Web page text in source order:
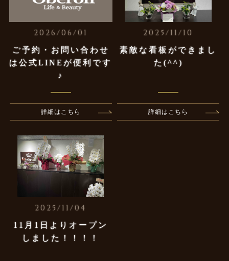
2026/06/01
ご予約・お問い合わせ
は公式LINEが便利です
♪
詳細はこちら
2025/11/10
素敵な看板ができまし
た(^^)
詳細はこちら
2025/11/04
11月1日よりオープン
しました！！！！